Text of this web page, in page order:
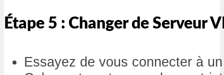
Étape 5 : Changer de Serveur
Essayez de vous connecter à